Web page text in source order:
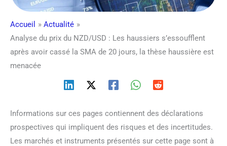
Accueil
Actualité
Analyse du prix du NZD/USD : Les haussiers s’essoufflent
après avoir cassé la SMA de 20 jours, la thèse haussière est
menacée
Informations sur ces pages contiennent des déclarations
prospectives qui impliquent des risques et des incertitudes.
Les marchés et instruments présentés sur cette page sont à